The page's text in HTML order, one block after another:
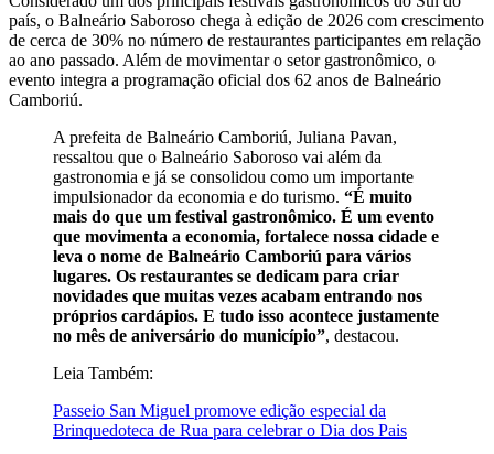
país, o Balneário Saboroso chega à edição de 2026 com crescimento
de cerca de 30% no número de restaurantes participantes em relação
ao ano passado. Além de movimentar o setor gastronômico, o
evento integra a programação oficial dos 62 anos de Balneário
Camboriú.
A prefeita de Balneário Camboriú, Juliana Pavan,
ressaltou que o Balneário Saboroso vai além da
gastronomia e já se consolidou como um importante
impulsionador da economia e do turismo. “É muito
mais do que um festival gastronômico. É um evento
que movimenta a economia, fortalece nossa cidade e
leva o nome de Balneário Camboriú para vários
lugares. Os restaurantes se dedicam para criar
novidades que muitas vezes acabam entrando nos
próprios cardápios. E tudo isso acontece justamente
no mês de aniversário do município”, destacou.
Leia Também:
Passeio San Miguel promove edição especial da
Brinquedoteca de Rua para celebrar o Dia dos Pais